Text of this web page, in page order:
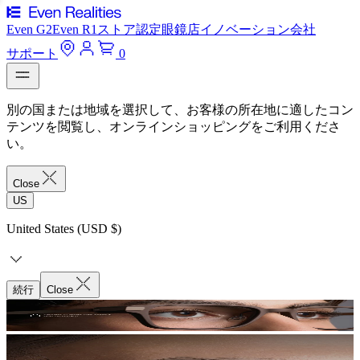
Even G2Even R1 ストア認定眼鏡店イノベーション会社
サポート
0
別の国または地域を選択して、お客様の所在地に適したコン
テンツを閲覧し、オンラインショッピングをご利用くださ
い。
Close
US
United States (USD $)
続行 Close